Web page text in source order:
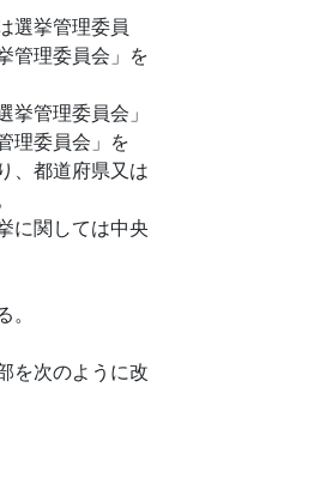
選挙管理委員
管理委員会」を
管理委員会」
理委員会」を
、都道府県又は
に関しては中央
を次のように改